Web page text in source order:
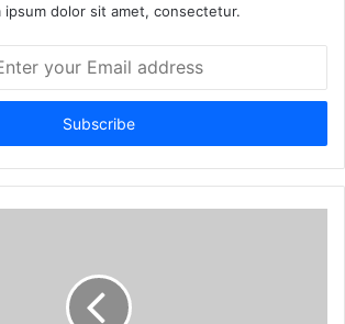
ipsum dolor sit amet, consectetur.